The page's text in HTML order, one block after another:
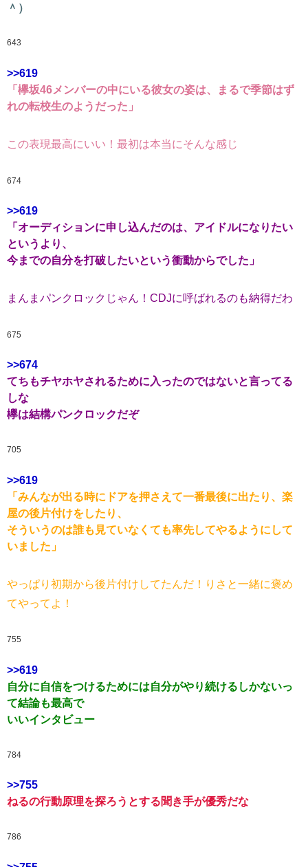
＾）
643
>>619
「欅坂46メンバーの中にいる彼女の姿は、まるで季節はず
れの転校生のようだった」
この表現最高にいい！最初は本当にそんな感じ
674
>>619
「オーディションに申し込んだのは、アイドルになりたい
というより、
今までの自分を打破したいという衝動からでした」
まんまパンクロックじゃん！CDJに呼ばれるのも納得だわ
675
>>674
てちもチヤホヤされるために入ったのではないと言ってる
しな
欅は結構パンクロックだぞ
705
>>619
「みんなが出る時にドアを押さえて一番最後に出たり、楽
屋の後片付けをしたり、
そういうのは誰も見ていなくても率先してやるようにして
いました」
やっぱり初期から後片付けしてたんだ！りさと一緒に褒め
てやってよ！
755
>>619
自分に自信をつけるためには自分がやり続けるしかないっ
て結論も最高で
いいインタビュー
784
>>755
ねるの行動原理を探ろうとする聞き手が優秀だな
786